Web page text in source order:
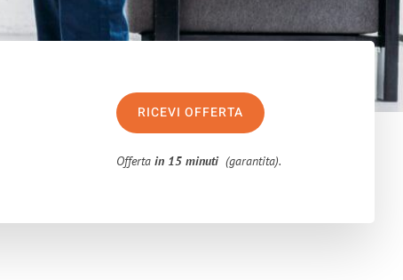
RICEVI OFFERTA
Offertain 15 minuti (garantita).